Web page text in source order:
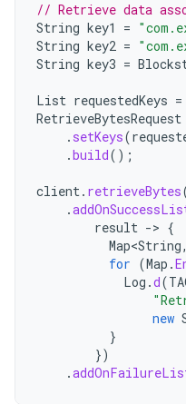
// Retrieve data
String key1 =
String key2 =
String key3 =
List requestedKeys =
RetrieveBytesRequest
. setKeys(
.build();
client. retrieveBytes
.
result -> {
Map<String,
for (Map .
Log .d(
new
}
})
.